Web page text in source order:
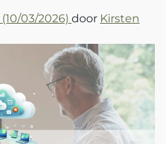
(10/03/2026) door Kirsten